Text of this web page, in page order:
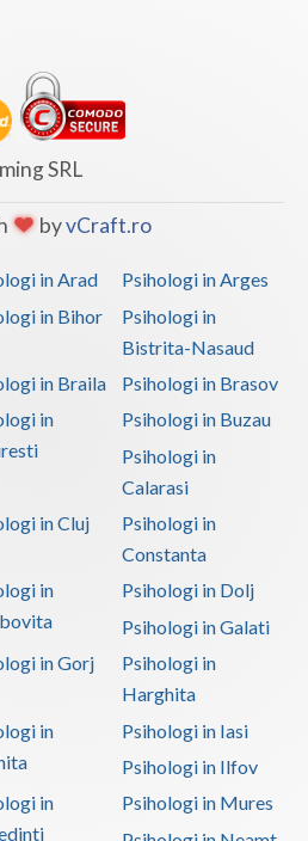
SRL
byvCraft.ro
in Arad
Psihologi in Arges
in Bihor
Psihologi in
Bistrita-Nasaud
in Braila
Psihologi in Brasov
in
Psihologi in Buzau
Psihologi in
Calarasi
in Cluj
Psihologi in
Constanta
in
Psihologi in Dolj
Psihologi in Galati
in Gorj
Psihologi in
Harghita
in
Psihologi in Iasi
Psihologi in Ilfov
in
Psihologi in Mures